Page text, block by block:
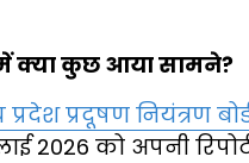
क्या कुछ आया सामने?
प्रदूषण नियंत्रण
2026 को अपनी